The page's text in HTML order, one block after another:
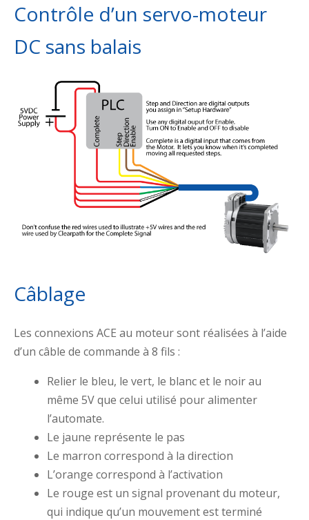
Contrôle d’un servo-moteur
DC sans balais
Câblage
Les connexions ACE au moteur sont réalisées à l’aide
d’un câble de commande à 8 fils :
Relier le bleu, le vert, le blanc et le noir au
même 5V que celui utilisé pour alimenter
l’automate.
Le jaune représente le pas
Le marron correspond à la direction
L’orange correspond à l’activation
Le rouge est un signal provenant du moteur,
qui indique qu’un mouvement est terminé